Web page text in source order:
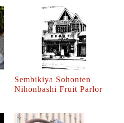
Sembikiya Sohonten
Nihonbashi Fruit Parlor